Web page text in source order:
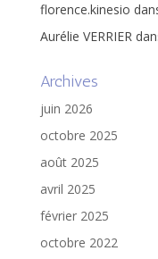
florence.kinesio
Aurélie VERRIER
Archives
juin 2026
octobre 2025
août 2025
avril 2025
février 2025
octobre 2022